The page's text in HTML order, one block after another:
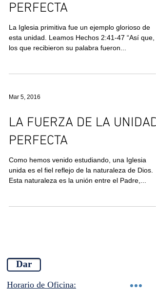
PERFECTA
La Iglesia primitiva fue un ejemplo glorioso de
esta unidad. Leamos Hechos 2:41-47 “Así que,
los que recibieron su palabra fueron...
Mar 5, 2016
LA FUERZA DE LA UNIDAD
PERFECTA
Como hemos venido estudiando, una Iglesia
unida es el fiel reflejo de la naturaleza de Dios.
Esta naturaleza es la unión entre el Padre,...
Dar
Horario de Oficina: